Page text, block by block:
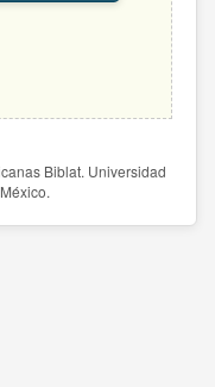
Biblat. Universidad